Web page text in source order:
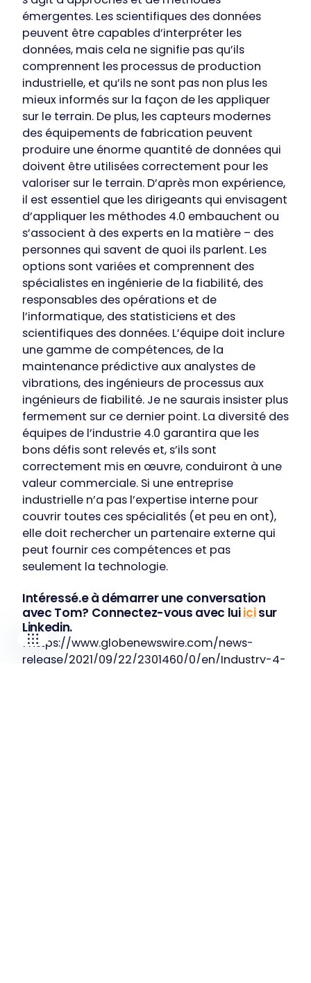
Our companies
I-CARE GROUP
I-CARE ELECTRONICS
MECOTEC
TECHNICAL ASSOCIATES
émergentes. Les scientifiques des données
peuvent être capables d’interpréter les
données, mais cela ne signifie pas qu’ils
comprennent les processus de production
industrielle, et qu’ils ne sont pas non plus les
mieux informés sur la façon de les appliquer
sur le terrain. De plus, les capteurs modernes
des équipements de fabrication peuvent
produire une énorme quantité de données qui
doivent être utilisées correctement pour les
valoriser sur le terrain. D’après mon expérience,
il est essentiel que les dirigeants qui envisagent
d’appliquer les méthodes 4.0 embauchent ou
s’associent à des experts en la matière – des
personnes qui savent de quoi ils parlent. Les
options sont variées et comprennent des
spécialistes en ingénierie de la fiabilité, des
responsables des opérations et de
l’informatique, des statisticiens et des
scientifiques des données. L’équipe doit inclure
une gamme de compétences, de la
maintenance prédictive aux analystes de
vibrations, des ingénieurs de processus aux
ingénieurs de fiabilité. Je ne saurais insister plus
fermement sur ce dernier point. La diversité des
équipes de l’industrie 4.0 garantira que les
bons défis sont relevés et, s’ils sont
correctement mis en œuvre, conduiront à une
valeur commerciale. Si une entreprise
industrielle n’a pas l’expertise interne pour
couvrir toutes ces spécialités (et peu en ont),
elle doit rechercher un partenaire externe qui
peut fournir ces compétences et pas
seulement la technologie.
Intéressé.e à démarrer une conversation
avec Tom? Connectez-vous avec luiicisur
Linkedin.
1 https://www.globenewswire.com/news-
release/2021/09/22/2301460/0/en/Industry-4-